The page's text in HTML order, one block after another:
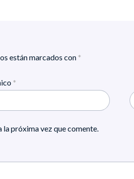
están marcados con *
*
próxima vez que comente.